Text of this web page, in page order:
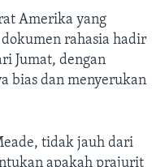
Amerika yang
rahasia hadir
Jumat, dengan
bias dan menyerukan
tidak jauh dari
apakah prajurit